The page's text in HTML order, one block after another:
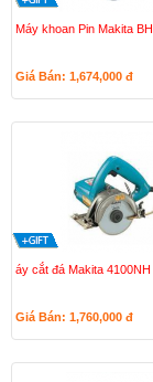
Máy khoan Pin Makita
Giá Bán: 1,674,000 đ
áy cắt đá Makita 4100NH
Giá Bán: 1,760,000 đ